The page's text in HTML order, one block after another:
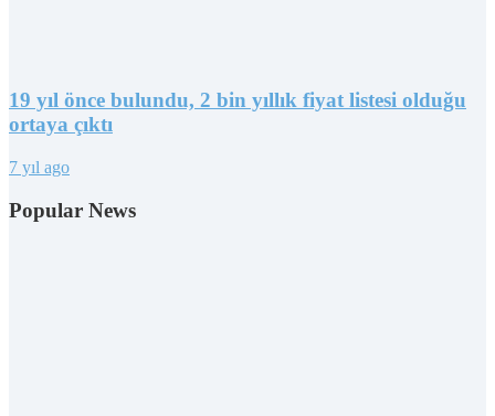
19 yıl önce bulundu, 2 bin yıllık fiyat listesi olduğu
ortaya çıktı
7 yıl ago
Popular News